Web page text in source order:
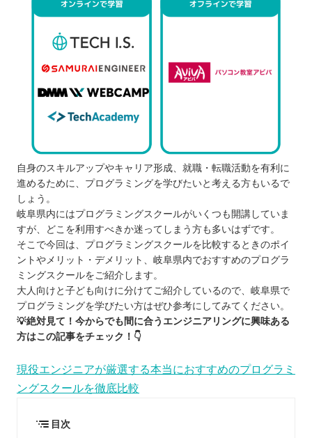
自身のスキルアップやキャリア形成、就職・転職活動を有利に
進めるために、プログラミングを学びたいと考える方もいるで
しょう。
岐阜県内にはプログラミングスクールがいくつも開講していま
すが、どこを利用すべきか迷ってしまう方も多いはずです。
そこで今回は、プログラミングスクールを比較するときのポイ
ントやメリット・デメリット、岐阜県内でおすすめのプログラ
ミングスクールをご紹介します。
大人向けと子ども向けに分けてご紹介しているので、岐阜県で
プログラミングを学びたい方はぜひ参考にしてみてください。
💡絶対見て！今からでも間に合うエンジニアリングに興味ある
方はこの記事をチェック！👇
現役エンジニアが厳選する本当におすすめのプログラミ
ングスクールを徹底比較
目次